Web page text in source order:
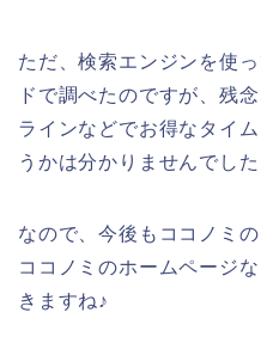
ただ、検索エンジンを使
ドで調べたのですが、残
ラインなどでお得なタイ
うかは分かりませんでした
なので、今後もココノミ
ココノミのホームページ
きますね♪